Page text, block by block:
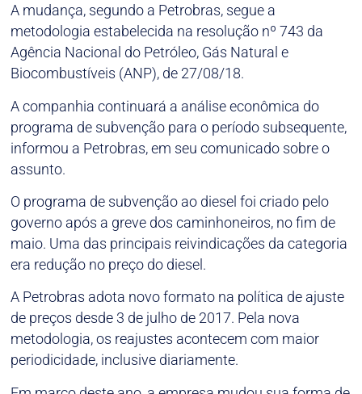
A mudança, segundo a Petrobras, segue a
metodologia estabelecida na resolução nº 743 da
Agência Nacional do Petróleo, Gás Natural e
Biocombustíveis (ANP), de 27/08/18.
A companhia continuará a análise econômica do
programa de subvenção para o período subsequente,
informou a Petrobras, em seu comunicado sobre o
assunto.
O programa de subvenção ao diesel foi criado pelo
governo após a greve dos caminhoneiros, no fim de
maio. Uma das principais reivindicações da categoria
era redução no preço do diesel.
A Petrobras adota novo formato na política de ajuste
de preços desde 3 de julho de 2017. Pela nova
metodologia, os reajustes acontecem com maior
periodicidade, inclusive diariamente.